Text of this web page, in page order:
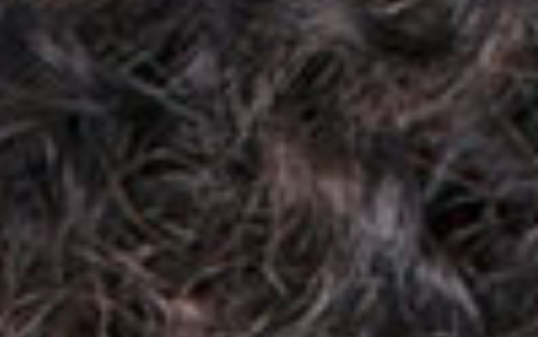
nach Wirkung
Anti-Frizz
Gesundheit
Definition
Styling
Elastizität
Reparatur